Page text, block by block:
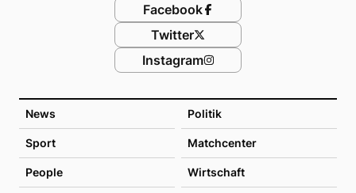
News Politik
Sport Matchcenter
People Wirtschaft
Facebook
Twitter
Instagram